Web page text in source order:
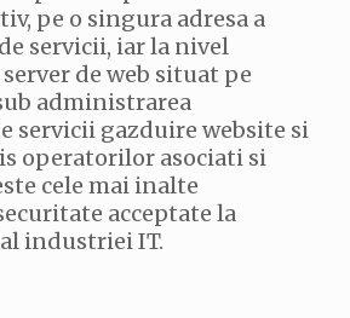
pe o singura adresa a
servicii, iar la nivel
de web situat pe
administrarea
servicii gazduire website si
operatorilor asociati si
cele mai inalte
acceptate la
industriei IT.